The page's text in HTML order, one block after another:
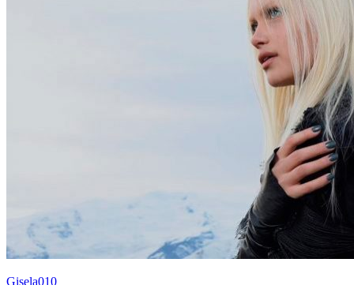
Gisela010